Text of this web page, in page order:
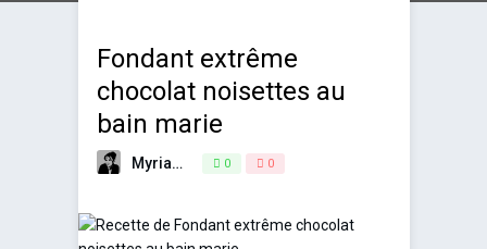
Fondant extrême
chocolat noisettes au
bain marie
Myriam 5 août 2014
0 0